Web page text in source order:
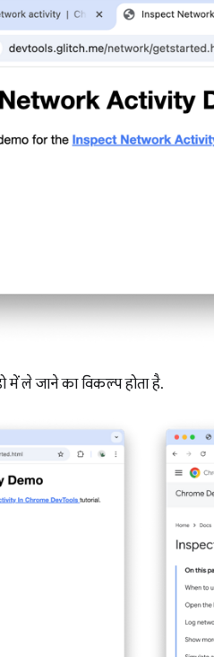
में ले जाने का विकल्प होता है.